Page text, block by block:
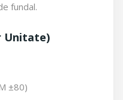
fundal.
Unitate)
±80)